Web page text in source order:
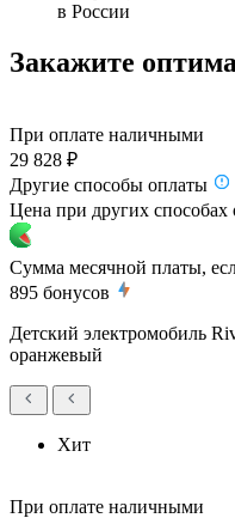
в России
Закажите
При оплате наличными
29 828 ₽
Другие способы оплаты
Цена при других способах
Сумма месячной платы,
895 бонусов
Детский электромобиль
оранжевый
Хит
При оплате наличными